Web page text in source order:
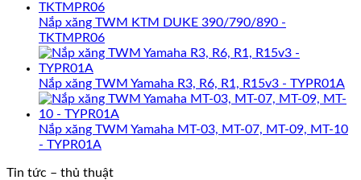
Nắp xăng TWM KTM DUKE 390/790/890 -
TKTMPR06
Nắp xăng TWM Yamaha R3, R6, R1, R15v3 - TYPR01A
Nắp xăng TWM Yamaha MT-03, MT-07, MT-09, MT-10
- TYPR01A
Tin tức – thủ thuật